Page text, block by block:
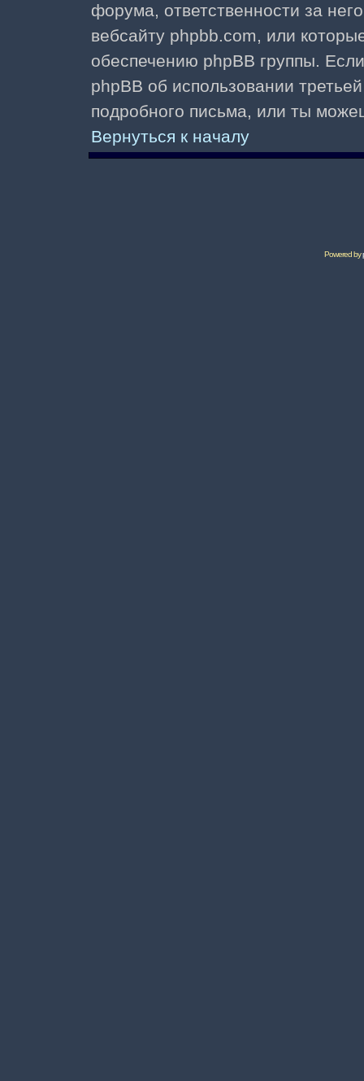
форума, ответственности за
вебсайту phpbb.com, или
обеспечению phpBB группы.
phpBB об использовании
подробного письма, или ты
Вернуться к началу
Powered by